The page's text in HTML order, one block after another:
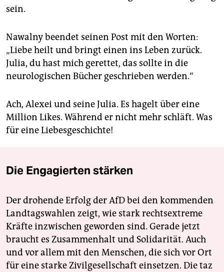
sein.
Nawalny beendet seinen Post mit den Worten:
„Liebe heilt und bringt einen ins Leben zurück.
Julia, du hast mich gerettet, das sollte in die
neurologischen Bücher geschrieben werden.“
Ach, Alexei und seine Julia. Es hagelt über eine
Million Likes. Während er nicht mehr schläft. Was
für eine Liebesgeschichte!
Die Engagierten stärken
Der drohende Erfolg der AfD bei den kommenden
Landtagswahlen zeigt, wie stark rechtsextreme
Kräfte inzwischen geworden sind. Gerade jetzt
braucht es Zusammenhalt und Solidarität. Auch
und vor allem mit den Menschen, die sich vor Ort
für eine starke Zivilgesellschaft einsetzen. Die taz